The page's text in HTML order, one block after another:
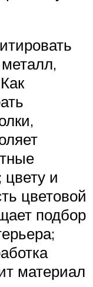
и
цветовой
подбор
материал